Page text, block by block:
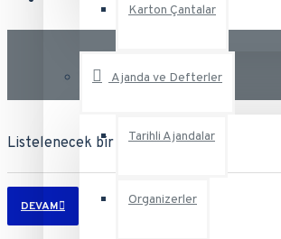
Karton Çantalar
Ajanda ve Defterler
Tarihli Ajandalar
Organizerler
Listelenecek bir ürün yok
DEVAM